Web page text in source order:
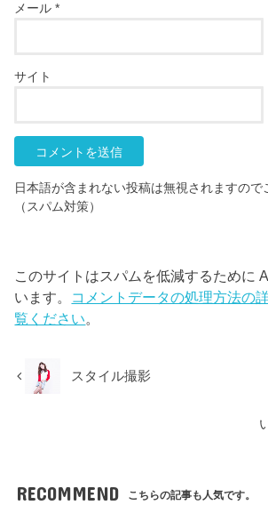
メール*
サイト
日本語が含まれない投稿は無視されますので
（スパム対策）
このサイトはスパムを低減するために
います。 コメントデータの処理方法の
覧ください。
スタイル撮影
RECOMMEND こちらの記事も人気です。